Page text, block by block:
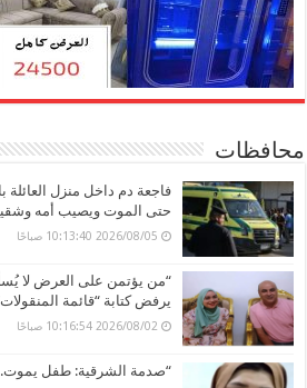
محافظات
فاجعة دم داخل منزل العائلة
حتى الموت ويصيب أمه
2026/08/05 10:13:40 صباحًا
“من يؤتمن على العرض لا
يرفض كتابة “قائمة
2026/08/02 10:16:54 صباحًا
“صدمة الشرقية: طفل يموت..